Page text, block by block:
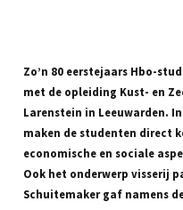
Zo’n 80 eerstejaars Hbo-
met de opleiding Kust- en
Larenstein in Leeuwarden. In
maken de studenten direct
economische en sociale
Ook het onderwerp visserij
Schuitemaker gaf namens